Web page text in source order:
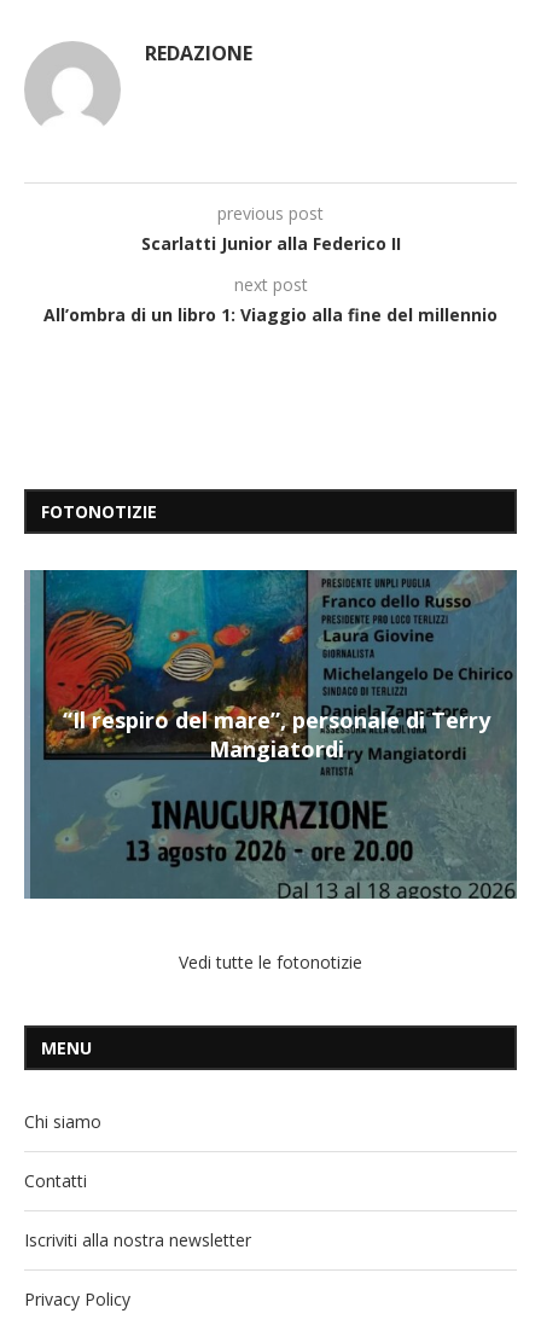
REDAZIONE
previous post
Scarlatti Junior alla Federico II
next post
All’ombra di un libro 1: Viaggio alla fine del millennio
FOTONOTIZIE
“Il respiro del mare”, personale di Terry
Mangiatordi
Vedi tutte le fotonotizie
MENU
Chi siamo
Contatti
Iscriviti alla nostra newsletter
Privacy Policy